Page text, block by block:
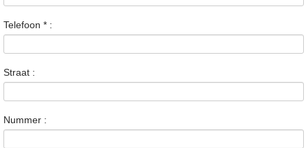
Telefoon * :
Straat :
Nummer :